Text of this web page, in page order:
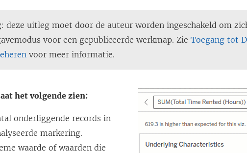
e
u
n
s
: deze uitleg moet door de auteur worden ingeschakeld om
voor een gepubliceerde werkmap. ZieToegang tot
voor meer informatie.
het volgende zien:
onderliggende records in
markering.
waarde of waarden die